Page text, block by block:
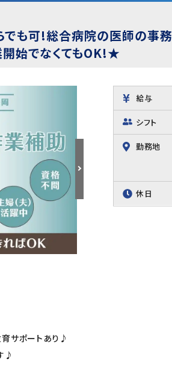
でも可!総合病院の医師の
始でなくてもOK!★
給与
シフト
勤務地
休日
サポートあり♪
♪